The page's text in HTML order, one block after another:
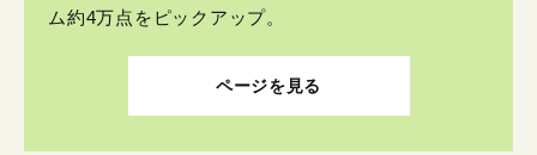
ム約4万点をピックアップ。
ページを見る